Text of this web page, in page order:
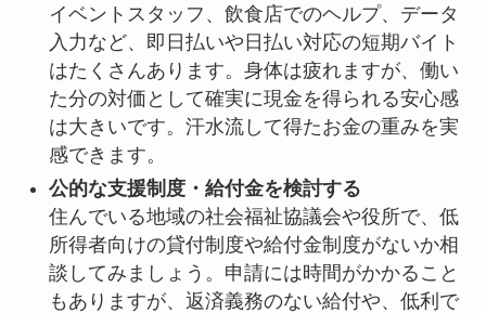
イベントスタッフ、飲食店でのヘルプ、データ
入力など、即日払いや日払い対応の短期バイト
はたくさんあります。身体は疲れますが、働い
た分の対価として確実に現金を得られる安心感
は大きいです。汗水流して得たお金の重みを実
感できます。
公的な支援制度・給付金を検討する
住んでいる地域の社会福祉協議会や役所で、低
所得者向けの貸付制度や給付金制度がないか相
談してみましょう。申請には時間がかかること
もありますが、返済義務のない給付や、低利で